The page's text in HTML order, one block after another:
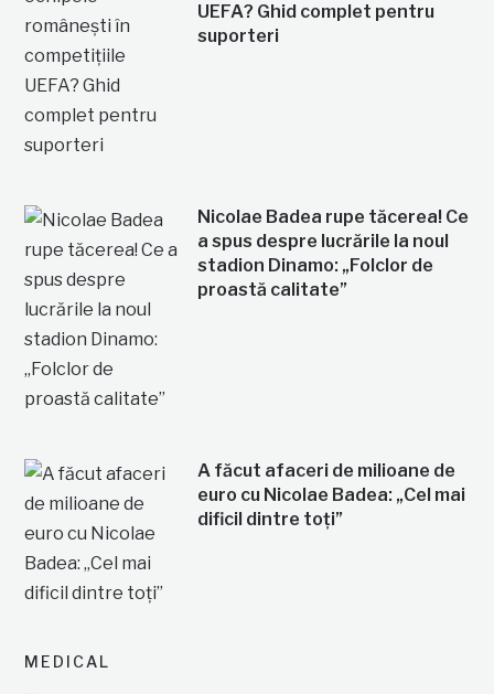
UEFA? Ghid complet pentru
suporteri
Nicolae Badea rupe tăcerea! Ce
a spus despre lucrările la noul
stadion Dinamo: „Folclor de
proastă calitate”
A făcut afaceri de milioane de
euro cu Nicolae Badea: „Cel mai
dificil dintre toți”
MEDICAL